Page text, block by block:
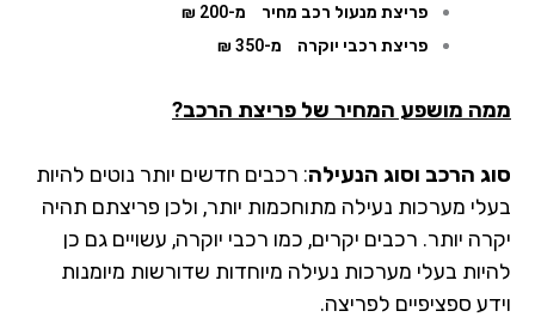
פריצת מנעול רכב מחיר
מ-200 ₪
פריצת רכבי יוקרה
מ-350 ₪
מושפע המחיר של פריצת הרכב?
הרכב וסוג הנעילה: רכבים חדשים יותר נוטים להיות
מערכות נעילה מתוחכמות יותר, ולכן פריצתם תהיה
יותר. רכבים יקרים, כמו רכבי יוקרה, עשויים גם כן
בעלי מערכות נעילה מיוחדות שדורשות מיומנות
ספציפיים לפריצה.